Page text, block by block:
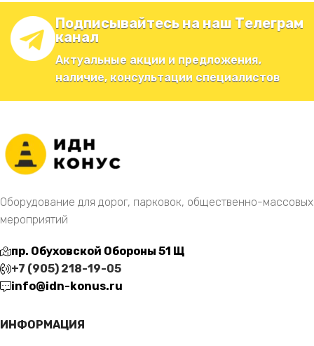
Подписывайтесь на наш Телеграм
канал
Актуальные акции и предложения,
наличие, консультации специалистов
Оборудование для дорог, парковок, общественно-массовых
мероприятий
пр. Обуховской Обороны 51 Щ
+7 (905) 218-19-05
info@idn-konus.ru
ИНФОРМАЦИЯ